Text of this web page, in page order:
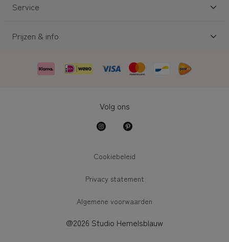
Service
Prijzen & info
Volg ons
Cookiebeleid
Privacy statement
Algemene voorwaarden
@2026 Studio Hemelsblauw